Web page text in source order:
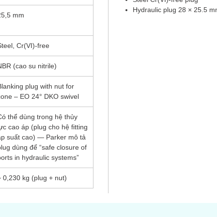
mm
Cr(VI)-free
(cao su nitrile)
plug with nut for
– EO 24° DKO swivel
thể dùng trong hệ thủy
cao áp (plug cho hệ fitting
suất cao) — Parker mô tả
dùng để “safe closure of
in hydraulic systems”
0,230 kg (plug + nut)
Hydraulic plug 28 × 25.5